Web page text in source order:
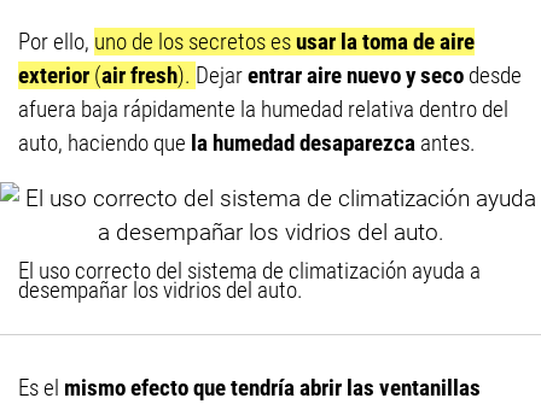
Por ello, uno de los secretos esusar la toma de aire
exterior (air fresh). Dejarentrar aire nuevo y seco desde
afuera baja rápidamente la humedad relativa dentro del
auto, haciendo que la humedad desaparezca antes.
El uso correcto del sistema de climatización ayuda a
desempañar los vidrios del auto.
Es el mismo efecto que tendría abrir las ventanillas